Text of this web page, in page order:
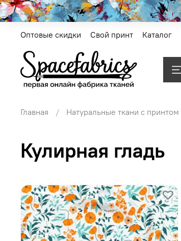
Оптовые скидки Свой принт Каталог
Главная Натуральные ткани с принтом
Кулирная гладь